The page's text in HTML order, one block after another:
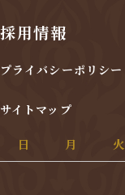
採用情報
プライバシーポリシー
サイトマップ
日 月 火